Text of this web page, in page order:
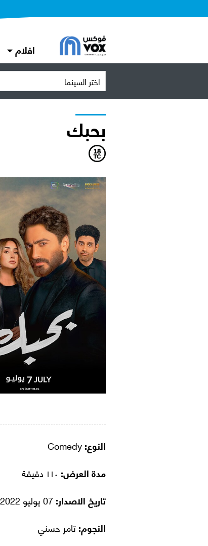
افلام
اختر السينما
بحبك
النوع:
مدة العرض:
تاريخ الاصدار:
النجوم:تامر حسني